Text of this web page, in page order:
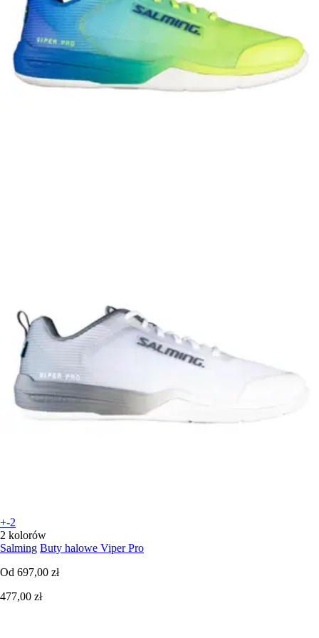
+-2
2 kolorów
Salming Buty halowe Viper Pro
Od 697,00 zł
477,00 zł